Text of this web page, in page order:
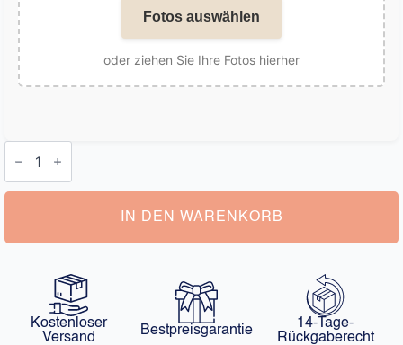
Fotos auswählen
oder ziehen Sie Ihre Fotos hierher
Personalisierter
Damen-
Menge
IN DEN WARENKORB
Kostenloser
Versand
Bestpreisgarantie
14-Tage-
Rückgaberecht